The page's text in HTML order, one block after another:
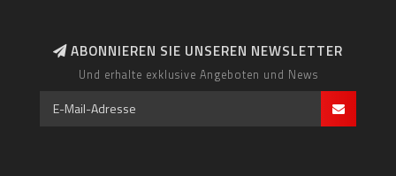
ABONNIEREN SIE UNSEREN NEWSLETTER
Und erhalte exklusive Angeboten und News